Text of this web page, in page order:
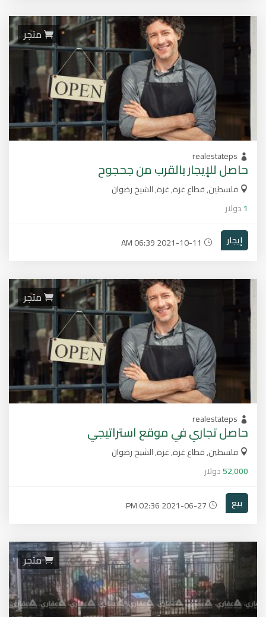
متجر
realestateps
حاصل للإيجار بالقرب من جحجوح
فلسطين, قطاع غزة, غزة, الشيخ رضوان
1دولار
إيجار
متجر
realestateps
حاصل تجاري في موقع استراتيجي
فلسطين, قطاع غزة, غزة, الشيخ رضوان
52,000دولار
بيع
متجر